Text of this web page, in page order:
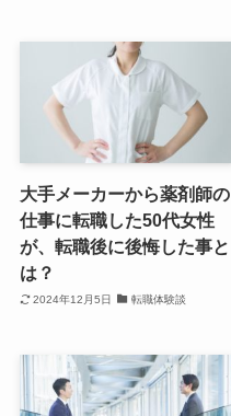
大手メーカーから薬剤師の
仕事に転職した50代女性
が、転職後に後悔した事と
は？
2024年12月5日 転職体験談